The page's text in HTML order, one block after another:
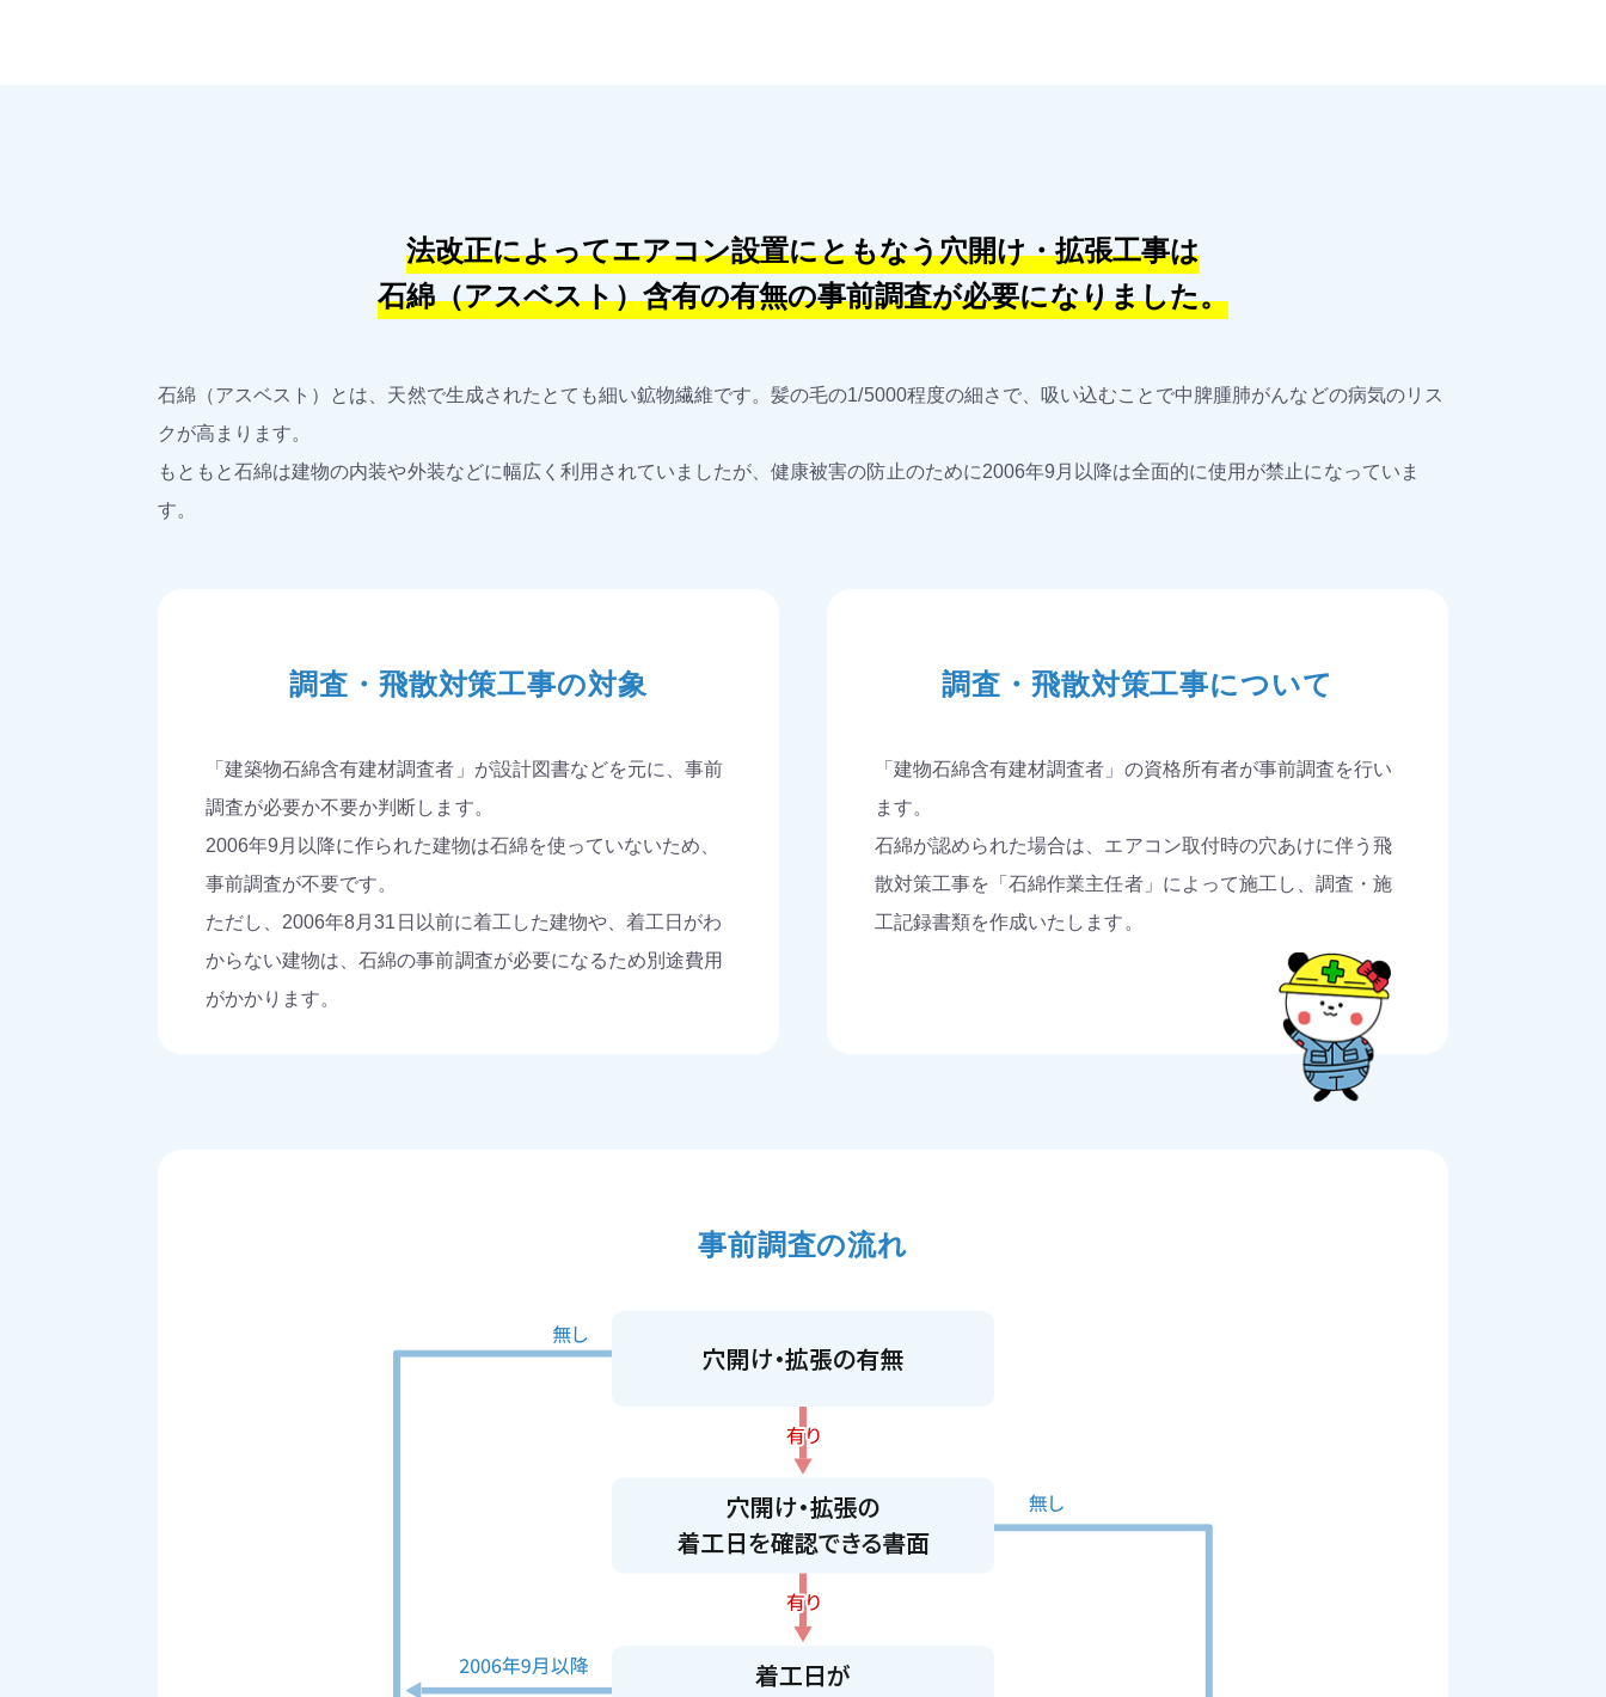
法改正によってエアコン設置にともなう穴開け・拡張工事は
石綿（アスベスト）含有の有無の事前調査が必要になりました。
石綿（アスベスト）とは、天然で生成されたとても細い鉱物繊維です。髪の毛の1/5000程度の細さで、吸い込むことで中脾腫肺がんなどの病気のリス
クが高まります。
もともと石綿は建物の内装や外装などに幅広く利用されていましたが、健康被害の防止のために2006年9月以降は全面的に使用が禁止になっていま
す。
調査・飛散対策工事の対象
「建築物石綿含有建材調査者」が設計図書などを元に、事前
調査が必要か不要か判断します。
2006年9月以降に作られた建物は石綿を使っていないため、
事前調査が不要です。
ただし、2006年8月31日以前に着工した建物や、着工日がわ
からない建物は、石綿の事前調査が必要になるため別途費用
がかかります。
調査・飛散対策工事について
「建物石綿含有建材調査者」の資格所有者が事前調査を行い
ます。
石綿が認められた場合は、エアコン取付時の穴あけに伴う飛
散対策工事を「石綿作業主任者」によって施工し、調査・施
工記録書類を作成いたします。
事前調査の流れ